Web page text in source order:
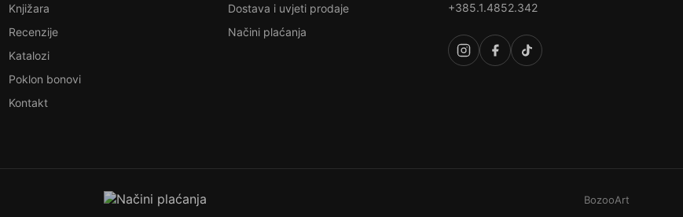
Knjižara
Recenzije
Katalozi
Poklon bonovi
Kontakt
Dostava i uvjeti prodaje
Načini plaćanja
+385.1.4852.342
BozooArt